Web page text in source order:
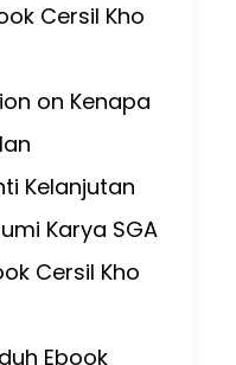
Cersil Kho
on Kenapa
Kelanjutan
Karya SGA
Cersil Kho
Ebook